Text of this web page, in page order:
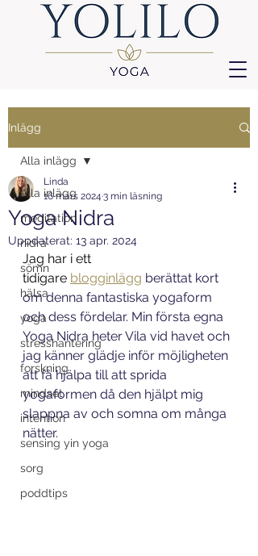
Inlägg
Alla inlägg
meditation
nidra
sömn
hälsa
yoga
stresshantering
forskning
mindset
intention
sensing yin yoga
sorg
poddtips
Alla inlägg
Yoga Nidra
Linda
16 mars 2024 3 min läsning
Uppdaterat: 13 apr. 2024
Jag har i ett
tidigare blogginlägg berättat kort
om denna fantastiska yogaform
och dess fördelar. Min första egna
Yoga Nidra heter Vila vid havet och
jag känner glädje inför möjligheten
att få hjälpa till att sprida
yogaformen då den hjälpt mig
slappna av och somna om många
nätter.